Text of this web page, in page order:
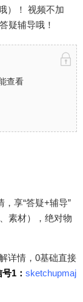
）！ 视频不加
疑辅导哦！
查看
享“答疑+辅导”
素材），绝对物
详情，0基础直接
1： sketchupmaj